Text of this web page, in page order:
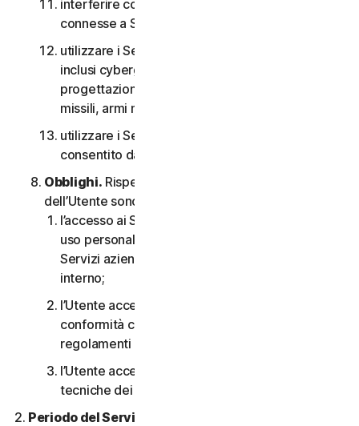
interferire con o interrompere server o reti
connesse a Software o Servizi;
utilizzare i Servizi per qualsiasi scopo militare,
inclusi cyberguerra, sviluppo di armi,
progettazione, fabbricazione o produzione di
missili, armi nucleari, chimiche o biologiche;
utilizzare i Servizi in qualsiasi modo non
consentito dal CLS.
Obblighi. Rispetto all’uso del Servizio, gli obblighi
dell’Utente sono i seguenti:
l’accesso ai Servizi per i consumatori è solo per
uso personale o domestico oppure, nel caso dei
Servizi aziendali, è solo per uso aziendale
interno;
l’Utente accetta di utilizzare i Servizi in
conformità con il CLS e tutte le leggi e i
regolamenti applicabili;
l’Utente accetta di rispettare tutte le limitazioni
tecniche dei Servizi e/o del Software.
Periodo del Servizio.